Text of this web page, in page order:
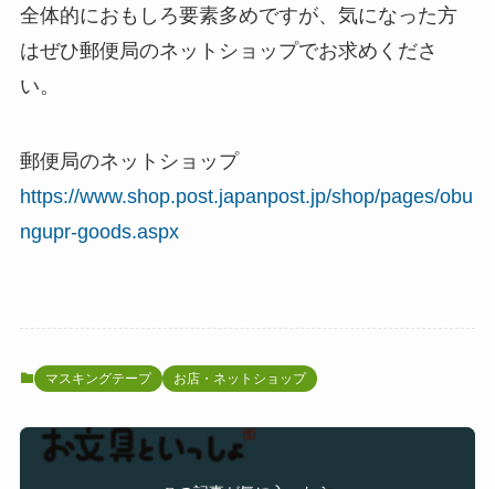
全体的におもしろ要素多めですが、気になった方
はぜひ郵便局のネットショップでお求めくださ
い。
郵便局のネットショップ
https://www.shop.post.japanpost.jp/shop/pages/obu
ngupr-goods.aspx
マスキングテープ お店・ネットショップ